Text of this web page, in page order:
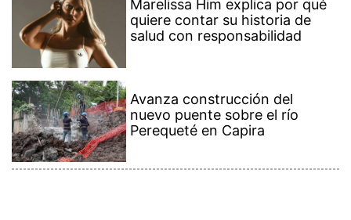
Marelissa Him explica por qué
quiere contar su historia de
salud con responsabilidad
Avanza construcción del
nuevo puente sobre el río
Perequeté en Capira